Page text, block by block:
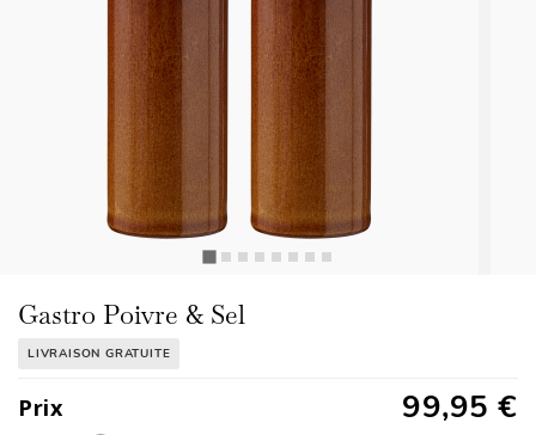
Gastro Poivre & Sel
LIVRAISON GRATUITE
Prix 99,95 €